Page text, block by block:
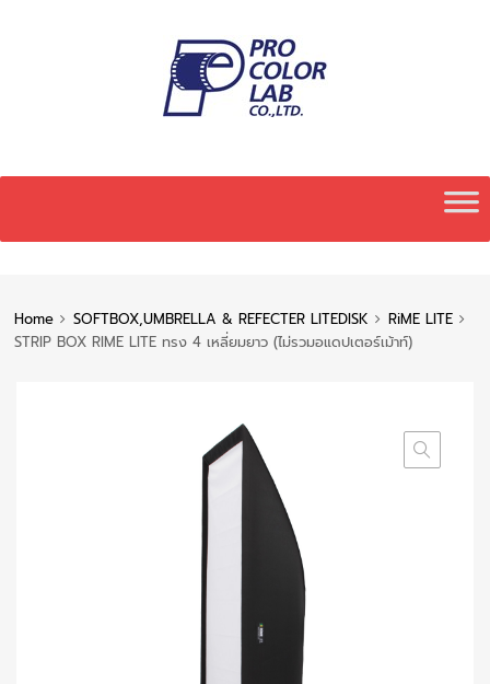
Home SOFTBOX,UMBRELLA & REFECTER LITEDISK
RiME LITE
STRIP BOX RIME LITE ทรง 4 เหลี่ยมยาว (ไม่รวมอแดปเตอร์เม้าท์)